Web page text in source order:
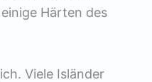
Härten des
Viele Isländer